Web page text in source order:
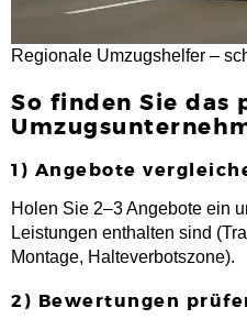
Regionale Umzugshelfer –
So finden Sie das
1) Angebote
Holen Sie 2–3 Angebote ein
Leistungen enthalten sind
Montage, Halteverbotszone).
2) Bewertungen